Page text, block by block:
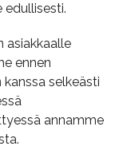
edullisesti.
asiakkaalle
ennen
selkeästi
annamme